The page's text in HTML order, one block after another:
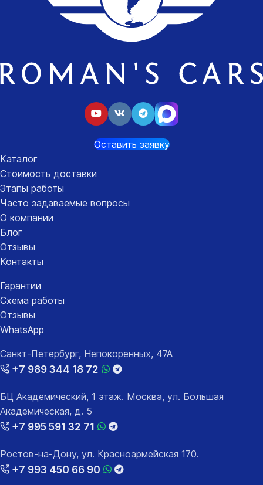
Оставить заявку
Каталог
Стоимость доставки
Этапы работы
Часто задаваемые вопросы
О компании
Блог
Отзывы
Контакты
Гарантии
Схема работы
Отзывы
WhatsApp
Санкт-Петербург, Непокоренных, 47А
+7 989 344 18 72
БЦ Академический, 1 этаж. Москва, ул. Большая
Академическая, д. 5
+7 995 591 32 71
Ростов-на-Дону, ул. Красноармейская 170.
+7 993 450 66 90